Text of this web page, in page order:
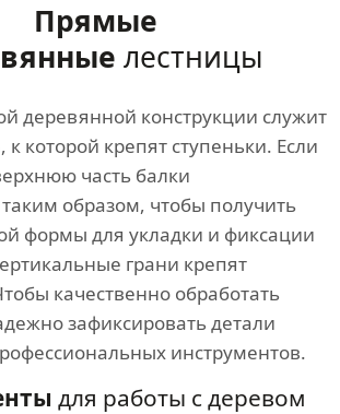
Прямые
лестницы
деревянной конструкции служит
которой крепят ступеньки. Если
часть балки
образом, чтобы получить
формы для укладки и фиксации
грани крепят
качественно обработать
зафиксировать детали
инструментов.
для работы с деревом